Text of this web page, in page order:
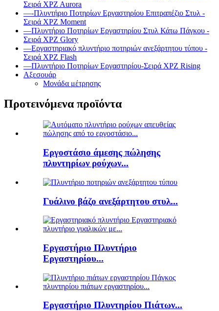
Σειρά XPZ Aurora
—-Πλυντήριο Ποτηρίων Εργαστηρίου Επιτραπέζιο Στυλ -
Σειρά XPZ Moment
—Πλυντήριο Ποτηρίων Εργαστηρίου Στυλ Κάτω Πάγκου -
Σειρά XPZ Glory
—Εργαστηριακό πλυντήριο ποτηριών ανεξάρτητου τύπου -
Σειρά XPZ Flash
—Πλυντήριο Ποτηρίων Εργαστηρίου-Σειρά XPZ Rising
Αξεσουάρ
Μονάδα μέτρησης
Προτεινόμενα προϊόντα
Εργοστάσιο άμεσης πώλησης
πλυντηρίων ρούχων...
Γυάλινο βάζο ανεξάρτητου στυλ...
Εργαστήριο Πλυντήριο
Εργαστηρίου...
Εργαστήριο Πλυντηρίου Πιάτων...